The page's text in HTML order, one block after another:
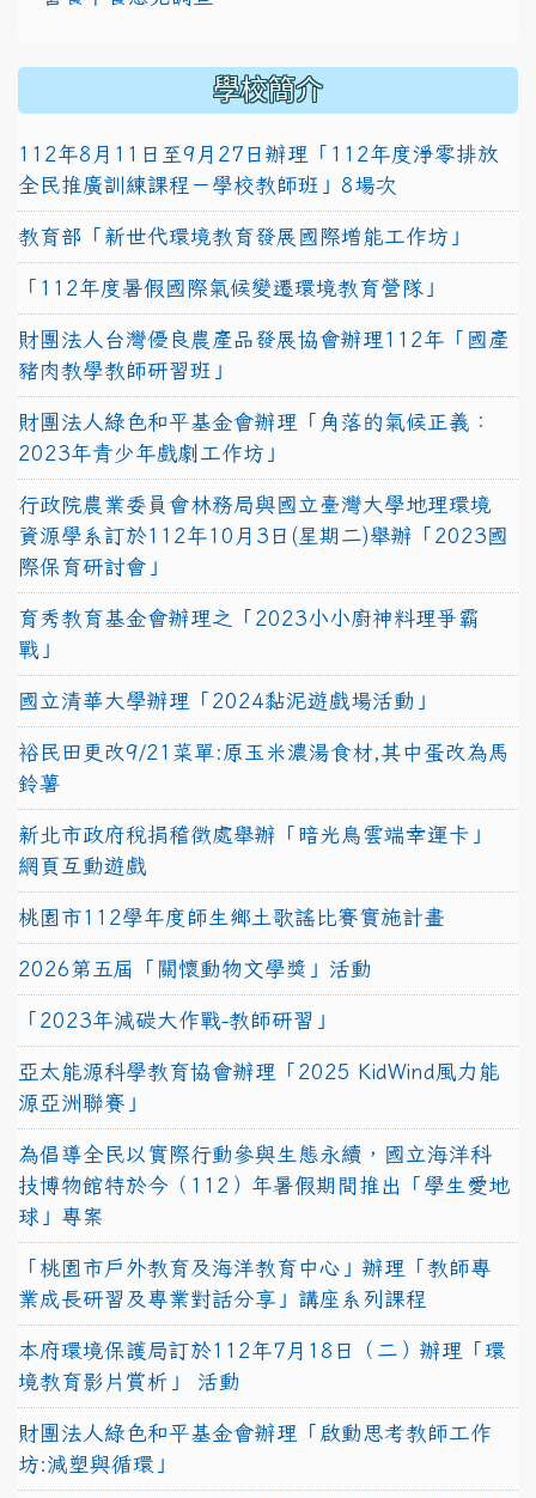
學校簡介
112年8月11日至9月27日辦理「112年度淨零排放
全民推廣訓練課程－學校教師班」8場次
教育部「新世代環境教育發展國際增能工作坊」
「112年度暑假國際氣候變遷環境教育營隊」
財團法人台灣優良農產品發展協會辦理112年「國產
豬肉教學教師研習班」
財團法人綠色和平基金會辦理「角落的氣候正義：
2023年青少年戲劇工作坊」
行政院農業委員會林務局與國立臺灣大學地理環境
資源學系訂於112年10月3日(星期二)舉辦「2023國
際保育研討會」
育秀教育基金會辦理之「2023小小廚神料理爭霸
戰」
國立清華大學辦理「2024黏泥遊戲場活動」
裕民田更改9/21菜單:原玉米濃湯食材,其中蛋改為馬
鈴薯
新北市政府稅捐稽徵處舉辦「暗光鳥雲端幸運卡」
網頁互動遊戲
桃園市112學年度師生鄉土歌謠比賽實施計畫
2026第五屆「關懷動物文學獎」活動
「2023年減碳大作戰-教師研習」
亞太能源科學教育協會辦理「2025 KidWind風力能
源亞洲聯賽」
為倡導全民以實際行動參與生態永續，國立海洋科
技博物館特於今（112）年暑假期間推出「學生愛地
球」專案
「桃園市戶外教育及海洋教育中心」辦理「教師專
業成長研習及專業對話分享」講座系列課程
本府環境保護局訂於112年7月18日（二）辦理「環
境教育影片賞析」 活動
財團法人綠色和平基金會辦理「啟動思考教師工作
坊:減塑與循環」